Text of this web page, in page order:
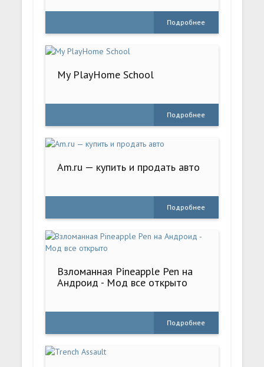
Подробнее
My PlayHome School
Подробнее
Am.ru — купить и продать авто
Подробнее
Взломанная Pineapple Pen на
Андроид - Мод все открыто
Подробнее